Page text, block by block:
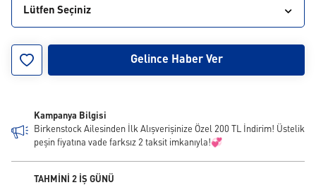
Lütfen Seçiniz
Gelince Haber Ver
Kampanya Bilgisi
Birkenstock Ailesinden İlk Alışverişinize Özel 200 TL İndirim! Üstelik
peşin fiyatına vade farksız 2 taksit imkanıyla!💞
TAHMİNİ 2 İŞ GÜNÜ